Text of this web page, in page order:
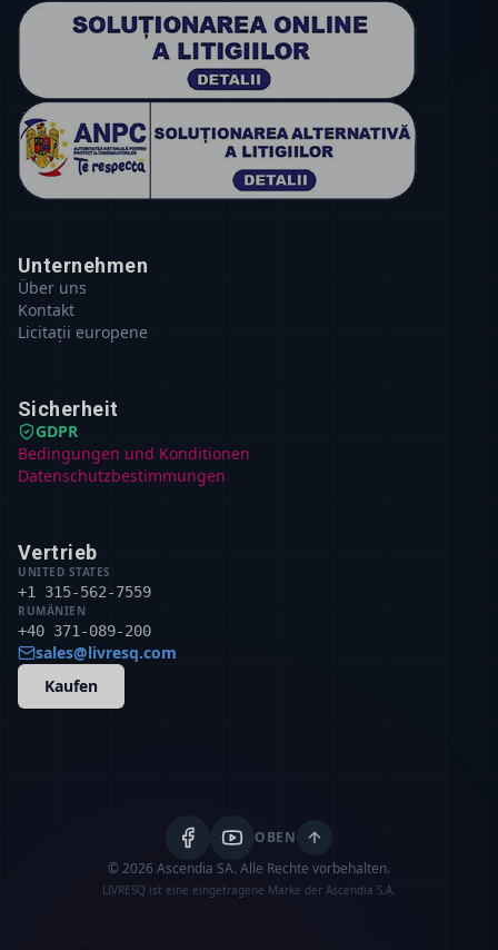
Unternehmen
Über uns
Kontakt
Licitații europene
Sicherheit
GDPR
Bedingungen und Konditionen
Datenschutzbestimmungen
Vertrieb
UNITED STATES
+1 315-562-7559
RUMÄNIEN
+40 371-089-200
sales@livresq.com
Kaufen
OBEN
© 2026 Ascendia SA. Alle Rechte vorbehalten.
LIVRESQ ist eine eingetragene Marke der Ascendia S.A.